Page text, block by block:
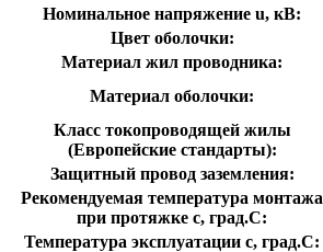
Номинальное напряжение u, кВ:
Цвет оболочки:
Материал жил проводника:
Материал оболочки:
Класс токопроводящей жилы
(Европейские стандарты):
Защитный провод заземления:
Рекомендуемая температура монтажа
при протяжке с, град.C:
Температура эксплуатации с, град.C: